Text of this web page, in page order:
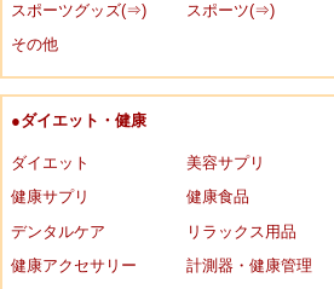
スポーツグッズ(⇒)
スポーツ(⇒)
その他
●ダイエット・健康
ダイエット
美容サプリ
健康サプリ
健康食品
デンタルケア
リラックス用品
健康アクセサリー
計測器・健康管理